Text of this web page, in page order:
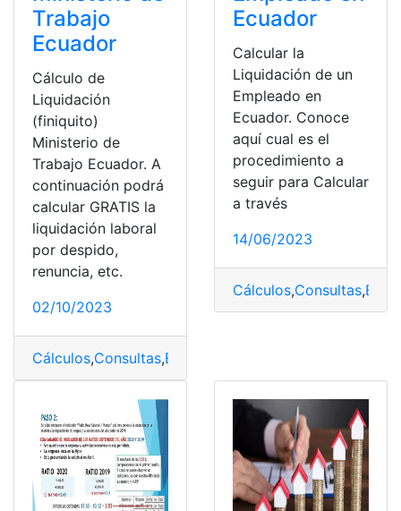
Trabajo
Ecuador
Cálculo de
Liquidación
(finiquito)
Ministerio de
Trabajo Ecuador. A
continuación podrá
calcular GRATIS la
liquidación laboral
por despido,
renuncia, etc.
02/10/2023
Cálculos,Consultas,Empleado
Ecuador
Calcular la
Liquidación de un
Empleado en
Ecuador. Conoce
aquí cual es el
procedimiento a
seguir para Calcular
a través
14/06/2023
Cálculos,Consultas,